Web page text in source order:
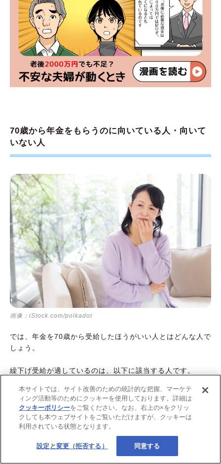
70歳から年金をもらうのに向いている人・向いて
いない人
画像：iStock.com/polkadot
では、年金を70歳から受給したほうがいい人とはどんな人で
しょう。
繰下げ受給が適しているのは、以下に該当する人です。
【70歳まで繰下げたほうがいい人】
年金受給額が少ない人
本サイトでは、サイト改善のための統計的な把握、マーケテ
ィング活動等のためにクッキーを使用しております。詳細は
クッキーポリシーをご覧ください。なお、右上の×をクリッ
クしても本ウェブサイトをご覧いただけますが、クッキーは
利用されている状態となります。
設定と変更（拒否する） 同意する